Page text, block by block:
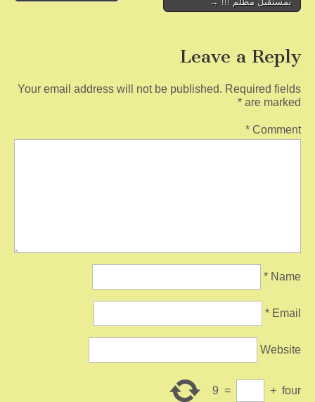
navigation
Leave a Reply
Your email address will not be published. Required fields
are marked
*
Comment
*
Name
*
Email
*
Website
four
+
=
9